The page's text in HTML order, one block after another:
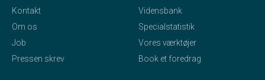
Kontakt
Om os
Job
Pressen skrev
Vidensbank
Specialstatistik
Vores værktøjer
Book et foredrag